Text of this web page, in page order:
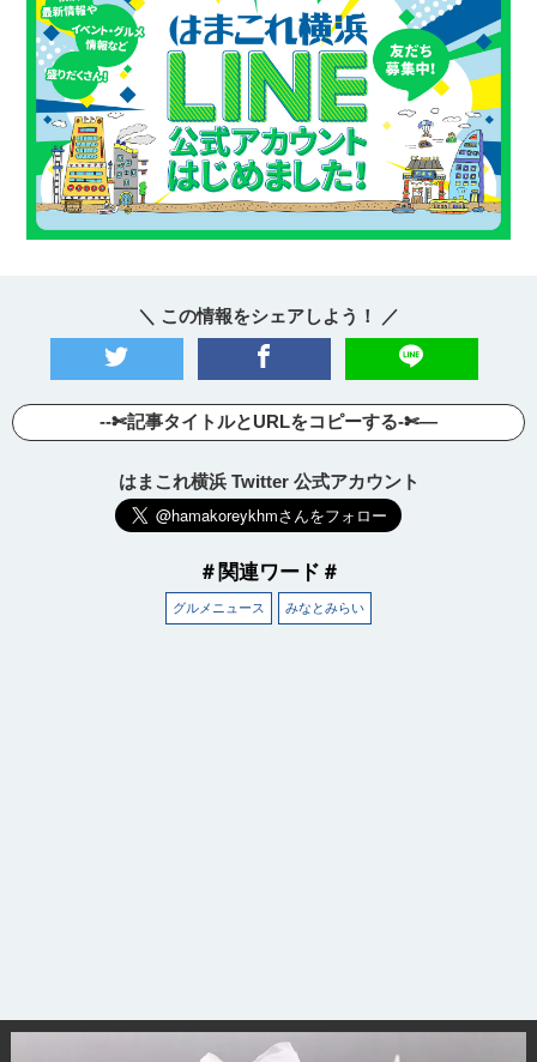
＼ この情報をシェアしよう！ ／
--✄記事タイトルとURLをコピーする-✄—
はまこれ横浜 Twitter 公式アカウント
＃関連ワード＃
グルメニュース みなとみらい